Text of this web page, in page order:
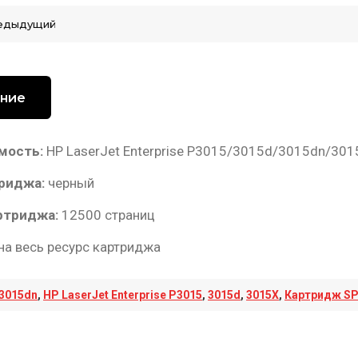
HP LaserJet Enterprise P3015/3015d/3015dn/
черный
12500 страниц
весь ресурс картриджа
, HP LaserJet Enterprise P3015, 3015d , 3015X, Картридж